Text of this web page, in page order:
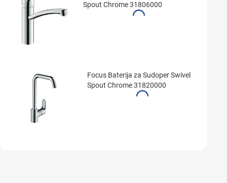
Spout Chrome 31806000
Focus Baterija za Sudoper Swivel
Spout Chrome 31820000